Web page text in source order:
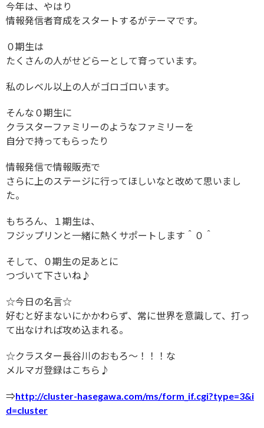
今年は、やはり
情報発信者育成をスタートするがテーマです。
０期生は
たくさんの人がせどらーとして育っています。
私のレベル以上の人がゴロゴロいます。
そんな０期生に
クラスターファミリーのようなファミリーを
自分で持ってもらったり
情報発信で情報販売で
さらに上のステージに行ってほしいなと改めて思いまし
た。
もちろん、１期生は、
フジップリンと一緒に熱くサポートします＾０＾
そして、０期生の足あとに
つづいて下さいね♪
☆今日の名言☆
好むと好まないにかかわらず、常に世界を意識して、打っ
て出なければ攻め込まれる。
☆クラスター長谷川のおもろ〜！！！な
メルマガ登録はこちら♪
⇒http://cluster-hasegawa.com/ms/form_if.cgi?type=3&i
d=cluster